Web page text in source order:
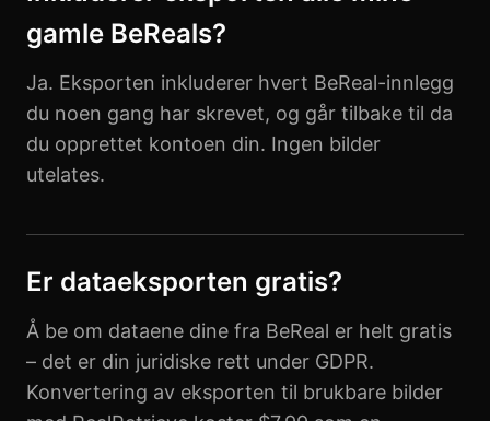
gamle BeReals?
Ja. Eksporten inkluderer hvert BeReal-innlegg
du noen gang har skrevet, og går tilbake til da
du opprettet kontoen din. Ingen bilder
utelates.
Er dataeksporten gratis?
Å be om dataene dine fra BeReal er helt gratis
– det er din juridiske rett under GDPR.
Konvertering av eksporten til brukbare bilder